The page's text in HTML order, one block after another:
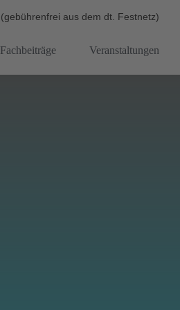
(gebührenfrei aus dem dt. Festnetz)
Fachbeiträge Veranstaltungen